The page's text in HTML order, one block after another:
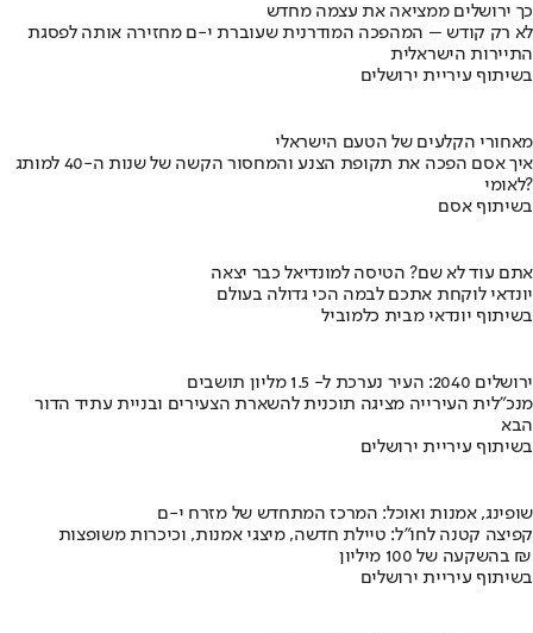
כך ירושלים ממציאה את עצמה מחדש
לא רק קודש – המהפכה המודרנית שעוברת י-ם מחזירה אותה לפסגת
התיירות הישראלית
בשיתוף עיריית ירושלים
מאחורי הקלעים של הטעם הישראלי
איך אסם הפכה את תקופת הצנע והמחסור הקשה של שנות ה-40 למותג
לאומי?
בשיתוף אסם
אתם עוד לא שם? הטיסה למונדיאל כבר יצאה
יונדאי לוקחת אתכם לבמה הכי גדולה בעולם
בשיתוף יונדאי מבית כלמוביל
ירושלים 2040: העיר נערכת ל- 1.5 מליון תושבים
מנכ"לית העירייה מציגה תוכנית להשארת הצעירים ובניית עתיד הדור
הבא
בשיתוף עיריית ירושלים
שופינג, אמנות ואוכל: המרכז המתחדש של מזרח י-ם
קפיצה קטנה לחו"ל: טיילת חדשה, מיצגי אמנות, וכיכרות משופצות
בהשקעה של 100 מיליון ₪
בשיתוף עיריית ירושלים